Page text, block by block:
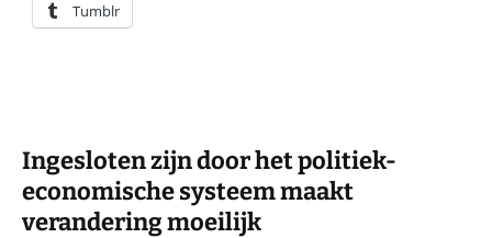
Tumblr
Ingesloten zijn door het politiek-
economische systeem maakt
verandering moeilijk